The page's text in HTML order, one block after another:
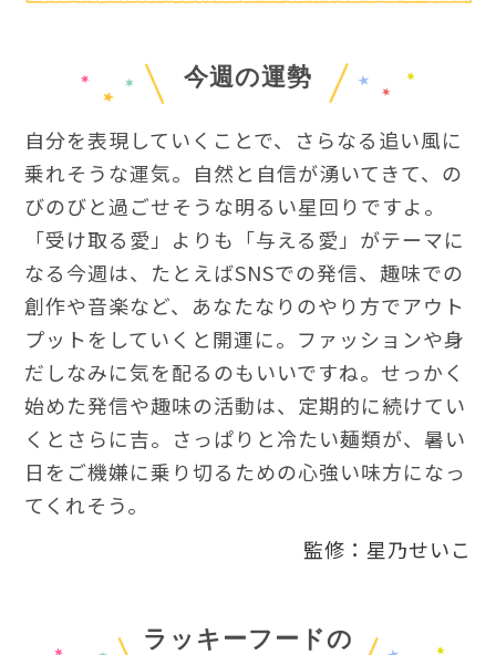
今週の運勢
自分を表現していくことで、さらなる追い風に
乗れそうな運気。自然と自信が湧いてきて、の
びのびと過ごせそうな明るい星回りですよ。
「受け取る愛」よりも「与える愛」がテーマに
なる今週は、たとえばSNSでの発信、趣味での
創作や音楽など、あなたなりのやり方でアウト
プットをしていくと開運に。ファッションや身
だしなみに気を配るのもいいですね。せっかく
始めた発信や趣味の活動は、定期的に続けてい
くとさらに吉。さっぱりと冷たい麺類が、暑い
日をご機嫌に乗り切るための心強い味方になっ
てくれそう。
監修：星乃せいこ
ラッキーフードの